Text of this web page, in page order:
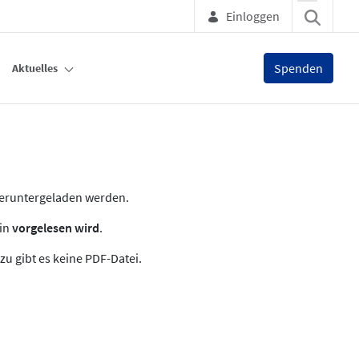
Einloggen
Aktuelles Spenden
werden.
vorgelesen wird.
gibt es keine PDF-Datei.